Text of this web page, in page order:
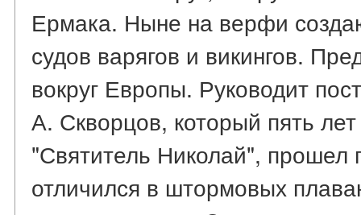
Ермака. Ныне на верфи
судов варягов и викингов.
вокруг Европы. Руководит
А. Скворцов, который пять
"Святитель Николай",
отличился в штормовых